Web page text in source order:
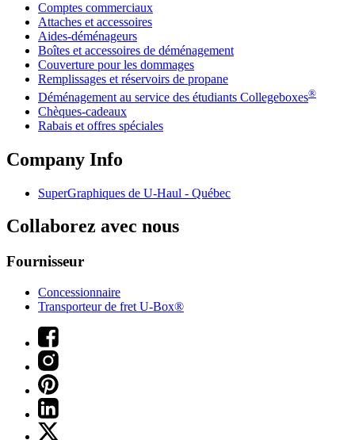
Comptes commerciaux
Attaches et accessoires
Aides-déménageurs
Boîtes et accessoires de déménagement
Couverture pour les dommages
Remplissages et réservoirs de propane
Déménagement au service des étudiants Collegeboxes®
Chèques-cadeaux
Rabais et offres spéciales
Company Info
SuperGraphiques de U-Haul - Québec
Collaborez avec nous
Fournisseur
Concessionnaire
Transporteur de fret U-Box®